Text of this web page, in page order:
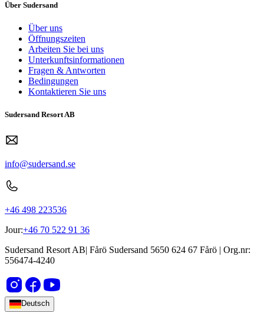
Über Sudersand
Über uns
Öffnungszeiten
Arbeiten Sie bei uns
Unterkunftsinformationen
Fragen & Antworten
Bedingungen
Kontaktieren Sie uns
Sudersand Resort AB
info@sudersand.se
+46 498 223536
Jour:+46 70 522 91 36
Sudersand Resort AB| Fårö Sudersand 5650 624 67 Fårö | Org.nr:
556474-4240
Deutsch